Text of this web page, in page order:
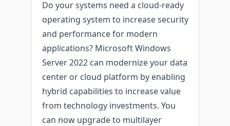
Do your systems need a cloud-ready
operating system to increase security
and performance for modern
applications? Microsoft Windows
Server 2022 can modernize your data
center or cloud platform by enabling
hybrid capabilities to increase value
from technology investments. You
can now upgrade to multilayer